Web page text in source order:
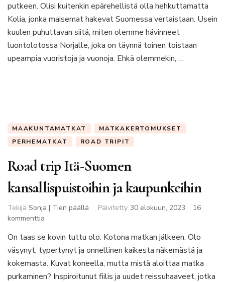
kerran
elämässä
putkeen. Olisi kuitenkin epärehellistä olla hehkuttamatta
Kolia, jonka maisemat hakevat Suomessa vertaistaan. Usein
kuulen puhuttavan siitä, miten olemme hävinneet
luontolotossa Norjalle, joka on täynnä toinen toistaan
upeampia vuoristoja ja vuonoja. Ehkä olemmekin, …
MAAKUNTAMATKAT
MATKAKERTOMUKSET
PERHEMATKAT
ROAD TRIPIT
Road trip Itä-Suomen
kansallispuistoihin ja kaupunkeihin
Tekijä Sonja | Tien päällä Päivitetty 30 elokuun, 2023
16
kommenttia
trip
Itä-
Suomen
kansallispuistoihin
On taas se kovin tuttu olo. Kotona matkan jälkeen. Olo
väsynyt, typertynyt ja onnellinen kaikesta näkemästä ja
kokemasta. Kuvat koneella, mutta mistä aloittaa matka
purkaminen? Inspiroitunut fiilis ja uudet reissuhaaveet, jotka